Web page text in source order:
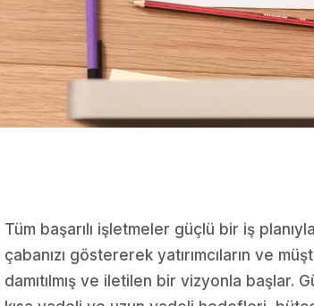
Tüm başarılı işletmeler güçlü bir iş
çabanızı göstererek yatırımcıların ve
damıtılmış ve iletilen bir vizyonla başlar.